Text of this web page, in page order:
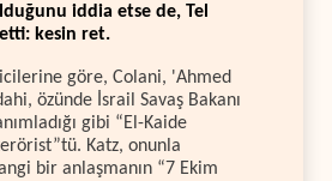
iddia etse de, Tel
kesin ret.
göre, Colani, 'Ahmed
özünde İsrail Savaş Bakanı
gibi “El-Kaide
Katz, onunla
bir anlaşmanın “7 Ekim